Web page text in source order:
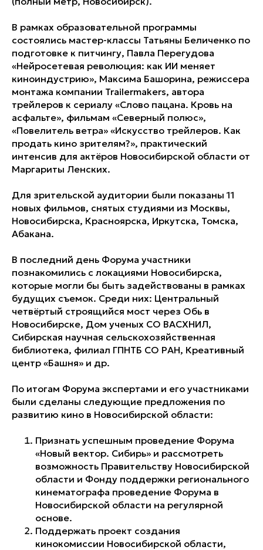
В рамках образовательной программы
состоялись мастер-классы Татьяны Беличенко по
подготовке к питчингу, Павла Перегудова
«Нейросетевая революция: как ИИ меняет
киноиндустрию», Максима Башорина, режиссера
монтажа компании Trailermakers, автора
трейлеров к сериалу «Слово пацана. Кровь на
асфальте», фильмам «Северный полюс»,
«Повелитель ветра» «Искусство трейлеров. Как
продать кино зрителям?», практический
интенсив для актёров Новосибирской области от
Маргариты Ленских.
Для зрительской аудитории были показаны 11
новых фильмов, снятых студиями из Москвы,
Новосибирска, Красноярска, Иркутска, Томска,
Абакана.
В последний день Форума участники
познакомились с локациями Новосибирска,
которые могли бы быть задействованы в рамках
будущих съемок. Среди них: Центральный
четвёртый строящийся мост через Обь в
Новосибирске, Дом ученых СО ВАСХНИЛ,
Сибирская научная сельскохозяйственная
библиотека, филиал ГПНТБ СО РАН, Креативный
центр «Башня» и др.
По итогам Форума экспертами и его участниками
были сделаны следующие предложения по
развитию кино в Новосибирской области:
Признать успешным проведение Форума
«Новый вектор. Сибирь» и рассмотреть
возможность Правительству Новосибирской
области и Фонду поддержки регионального
кинематографа проведение Форума в
Новосибирской области на регулярной
основе.
Поддержать проект создания
кинокомиссии Новосибирской области,